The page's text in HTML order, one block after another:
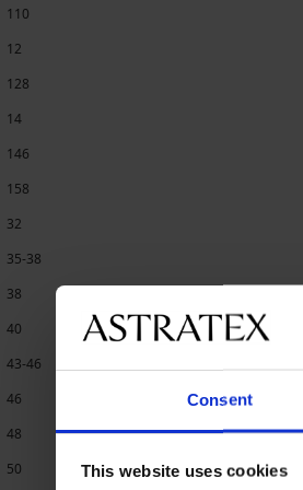
Consent
This website uses cookies
110
12
128
14
146
158
32
35-38
38
40
43-46
46
48
50